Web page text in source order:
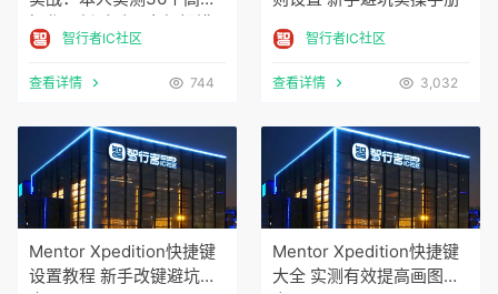
操作，新手避开卡顿报错
智行者IC社区
查看详情 744
智行者IC社区
查看详情 3,032
Mentor Xpedition快捷键
设置教程 新手改键避坑指
Mentor Xpedition快捷键
大全 实测有效提高画图效